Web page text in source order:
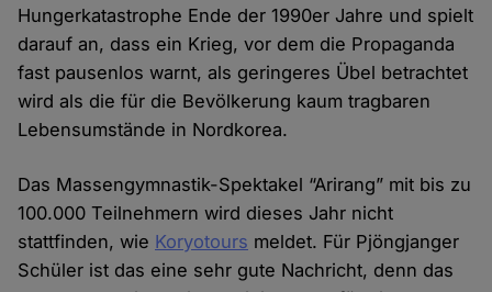
Hungerkatastrophe Ende der 1990er Jahre und spielt
darauf an, dass ein Krieg, vor dem die Propaganda
fast pausenlos warnt, als geringeres Übel betrachtet
wird als die für die Bevölkerung kaum tragbaren
Lebensumstände in Nordkorea.
Das Massengymnastik-Spektakel “Arirang” mit bis zu
100.000 Teilnehmern wird dieses Jahr nicht
stattfinden, wie Koryotours meldet. Für Pjöngjanger
Schüler ist das eine sehr gute Nachricht, denn das